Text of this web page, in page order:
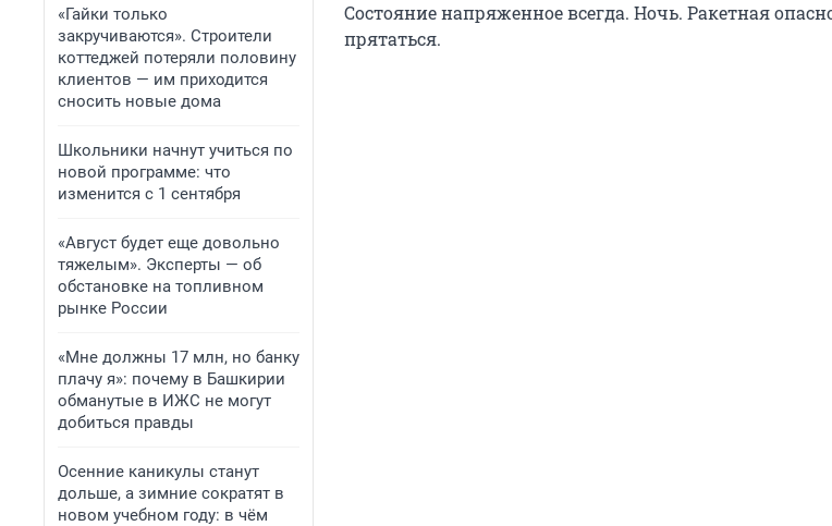
«Гайки только
закручиваются». Строители
коттеджей потеряли половину
клиентов — им приходится
сносить новые дома
Школьники начнут учиться по
новой программе: что
изменится с 1 сентября
«Август будет еще довольно
тяжелым». Эксперты — об
обстановке на топливном
рынке России
«Мне должны 17 млн, но банку
плачу я»: почему в Башкирии
обманутые в ИЖС не могут
добиться правды
Осенние каникулы станут
дольше, а зимние сократят в
новом учебном году: в чём
Состояние напряженное всегда. Ночь. Ракетная
прятаться.